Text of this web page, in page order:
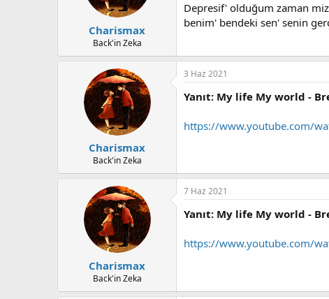
Charismax
Back'in Zeka
Depresif' olduğum zaman
benim' bendeki sen' senin
Charismax
Back'in Zeka
3 Haz 2021
Yanıt: My life My world -
https://www.youtube.com/
Charismax
Back'in Zeka
7 Haz 2021
Yanıt: My life My world -
https://www.youtube.com/